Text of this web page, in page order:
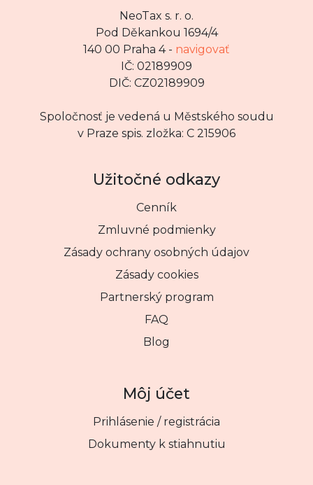
NeoTax s. r. o.
Pod Děkankou 1694/4
140 00 Praha 4 - navigovať
IČ: 02189909
DIČ: CZ02189909
Spoločnosť je vedená u Městského soudu
v Praze spis. zložka: C 215906
Užitočné odkazy
Cenník
Zmluvné podmienky
Zásady ochrany osobných údajov
Zásady cookies
Partnerský program
FAQ
Blog
Môj účet
Prihlásenie / registrácia
Dokumenty k stiahnutiu